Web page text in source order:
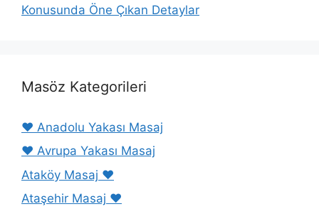
Konusunda Öne Çıkan Detaylar
Masöz Kategorileri
❤️ Anadolu Yakası Masaj
❤️ Avrupa Yakası Masaj
Ataköy Masaj ❤️
Ataşehir Masaj ❤️